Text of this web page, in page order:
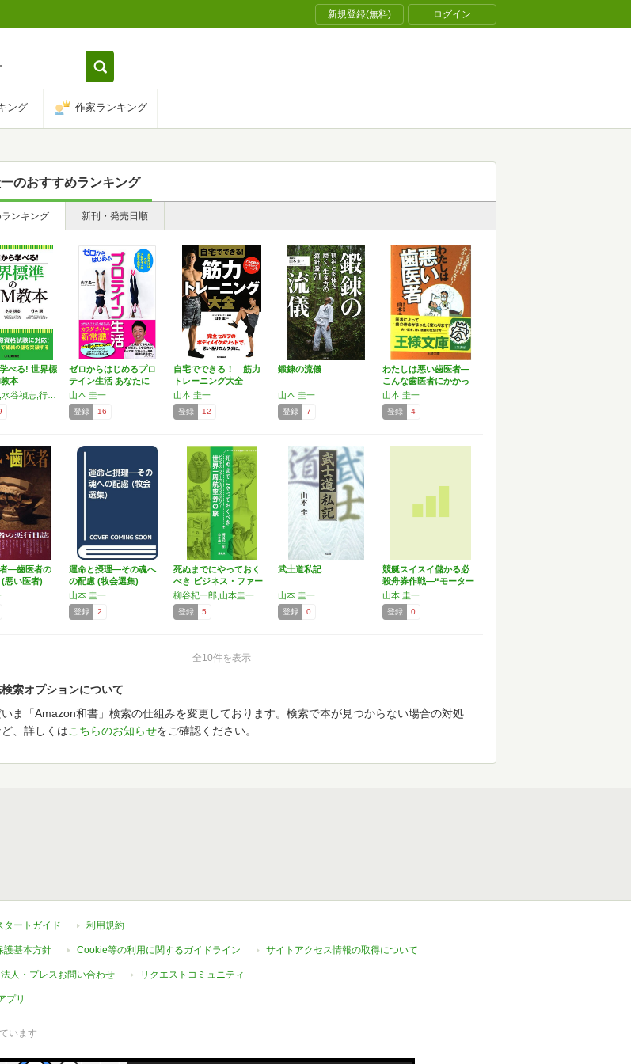
新規登録(無料) ログイン
ング 作家ランキング
のおすすめランキング
ンキング 新刊・発売日順
べる! 世界標
本
ゼロからはじめるプロ
テイン生活 あなたに
は、…
山本 圭一
登録 16
自宅でできる！ 筋力
トレーニング大全
山本 圭一
登録 12
鍛錬の流儀
山本 圭一
登録 7
わたしは悪い歯医者―
こんな歯医者にかかっ
ては…
山本 圭一
登録 4
―歯医者の
悪い医者)
運命と摂理―その魂へ
の配慮 (牧会選集)
山本 圭一
登録 2
死ぬまでにやっておく
べき ビジネス・ファー
ス…
柳谷杞一郎,山本圭一
登録 5
武士道私記
山本 圭一
登録 0
競艇スイスイ儲かる必
殺舟券作戦―“モーター
絶…
山本 圭一
登録 0
全10件を表示
索オプションについて
いま「Amazon和書」検索の仕組みを変更しております。検索で本が見つからない場合の対処
、詳しくはこちらのお知らせをご確認ください。
タートガイド 利用規約
護基本方針 Cookie等の利用に関するガイドライン サイトアクセス情報の取得について
法人・プレスお問い合わせ リクエストコミュニティ
プリ
います